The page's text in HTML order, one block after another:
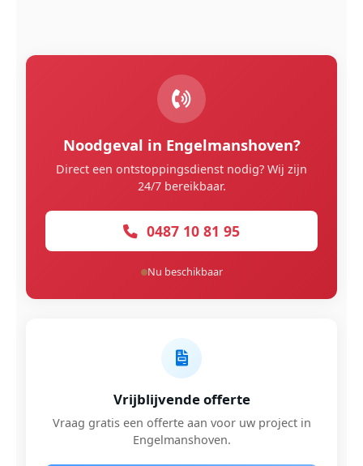
Noodgeval in Engelmanshoven?
Direct een ontstoppingsdienst nodig? Wij zijn
24/7 bereikbaar.
0487 10 81 95
Nu beschikbaar
Vrijblijvende offerte
Vraag gratis een offerte aan voor uw project in
Engelmanshoven.